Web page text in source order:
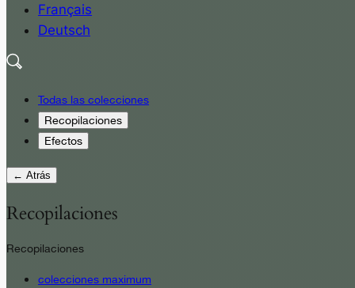
Français
Deutsch
Todas las colecciones
Recopilaciones
Efectos
← Atrás
Recopilaciones
Recopilaciones
colecciones maximum